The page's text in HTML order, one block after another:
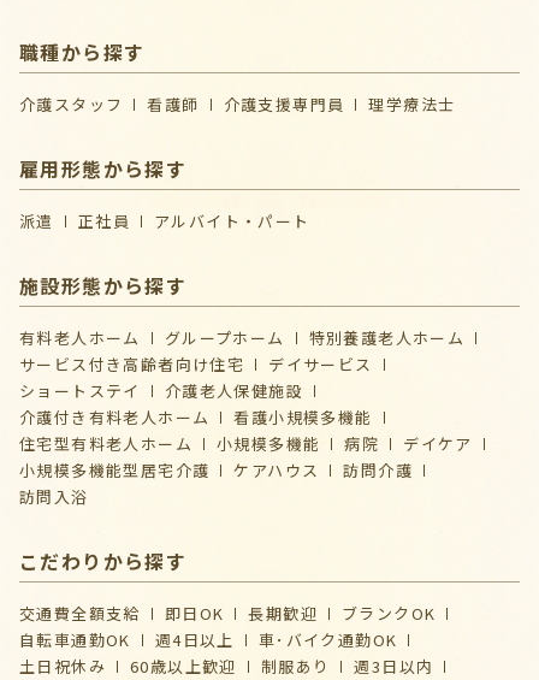
職種から探す
介護スタッフ 看護師 介護支援専門員 理学療法士
雇用形態から探す
派遣 正社員 アルバイト・パート
施設形態から探す
有料老人ホーム グループホーム
特別養護老人ホーム
サービス付き高齢者向け住宅
デイサービス
ショートステイ
介護⽼⼈保健施設
介護付き有料老人ホーム
看護小規模多機能
住宅型有料老人ホーム
小規模多機能 病院
デイケア
⼩規模多機能型居宅介護
ケアハウス
訪問介護
訪問入浴
こだわりから探す
交通費全額支給 即日OK 長期歓迎
ブランクOK
自転車通勤OK
週4日以上
車･バイク通勤OK
土日祝休み
60歳以上歓迎 制服あり
週3日以内